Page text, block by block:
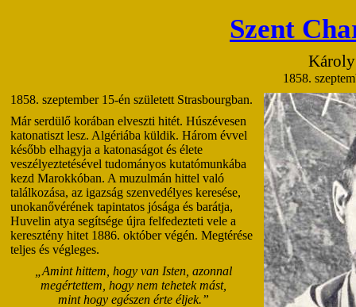
Szent
Károly
1858.
1858. szeptember 15-én született Strasbourgban.
Már serdülő korában elveszti hitét. Húszévesen
katonatiszt lesz. Algériába küldik. Három évvel
később elhagyja a katonaságot és élete
veszélyeztetésével tudományos kutatómunkába
kezd Marokkóban. A muzulmán hittel való
találkozása, az igazság szenvedélyes keresése,
unokanővérének tapintatos jósága és barátja,
Huvelin atya segítsége újra felfedezteti vele a
keresztény hitet 1886. október végén. Megtérése
teljes és végleges.
„Amint hittem, hogy van Isten, azonnal
megértettem, hogy nem tehetek mást,
mint hogy egészen érte éljek.”